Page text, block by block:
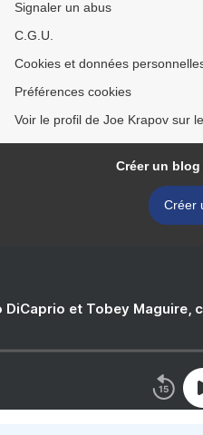
Signaler un abus
C.G.U.
Cookies et données
Préférences cookies
Voir le profil de Joe Krapov sur
Créer un
Créer
DiCaprio et Tobey Maguire,